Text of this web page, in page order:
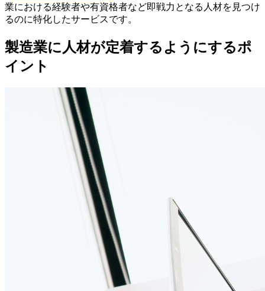
業における経験者や有資格者など即戦力となる人材を見つけ
るのに特化したサービスです。
製造業に人材が定着するようにするポ
イント